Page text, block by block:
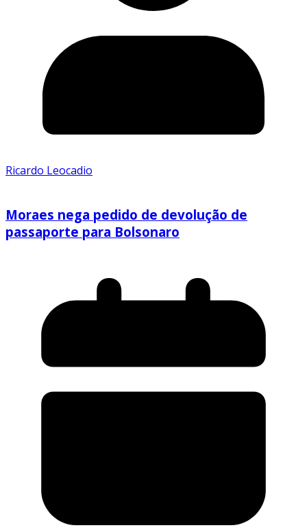
Ricardo Leocadio
Moraes nega pedido de devolução de
passaporte para Bolsonaro